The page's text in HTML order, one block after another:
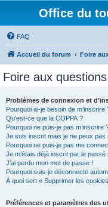
Office du
FAQ
Accueil du forum Foire
Foire aux questions
Problèmes de connexion et
Pourquoi ai-je besoin de m’inscrire
Qu’est-ce que la COPPA ?
Pourquoi ne puis-je pas m’inscrire
Je suis inscrit mais je ne peux pas
Pourquoi ne puis-je pas me
Je m’étais déjà inscrit par le
J’ai perdu mon mot de passe !
Pourquoi suis-je déconnecté
À quoi sert « Supprimer les
Préférences et paramètres des